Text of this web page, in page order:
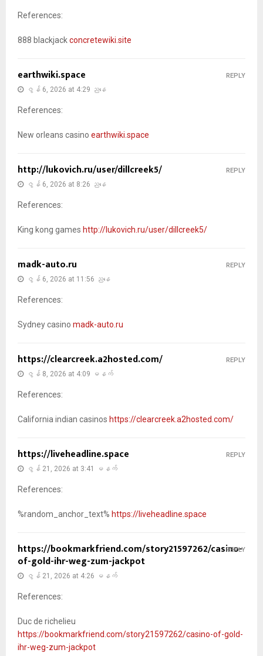
References:
888 blackjackconcretewiki.site
earthwiki.space
ဇွန် 6, 2026 at 4:29 ညနေ
References:
New orleans casino earthwiki.space
REPLY
http://lukovich.ru/user/dillcreek5/
ဇွန် 6, 2026 at 8:26 ညနေ
References:
King kong games http://lukovich.ru/user/dillcreek5/
REPLY
madk-auto.ru
ဇွန် 6, 2026 at 11:56 ညနေ
References:
Sydney casino madk-auto.ru
REPLY
https://clearcreek.a2hosted.com/
ဇွန် 8, 2026 at 4:09 မနက်
References:
California indian casinos https://clearcreek.a2hosted.com/
REPLY
https://liveheadline.space
ဇွန် 21, 2026 at 3:41 မနက်
References:
%random_anchor_text% https://liveheadline.space
REPLY
https://bookmarkfriend.com/story21597262/casino-
of-gold-ihr-weg-zum-jackpot
ဇွန် 21, 2026 at 4:26 မနက်
References:
Duc de richelieu
https://bookmarkfriend.com/story21597262/casino-of-gold-
ihr-weg-zum-jackpot
REPLY